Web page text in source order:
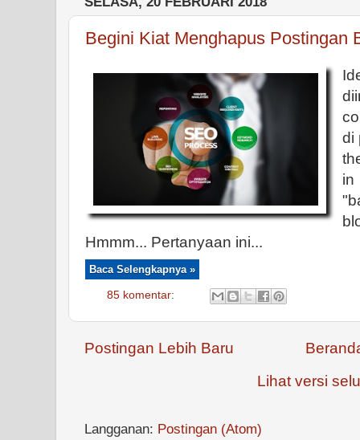
Begini Kiat Menghapus Postingan
di
Hmmm... Pertanyaan ini...
Baca Selengkapnya »
85 komentar:
Postingan Lebih Baru
Lihat versi
Langganan: Postingan (Atom)